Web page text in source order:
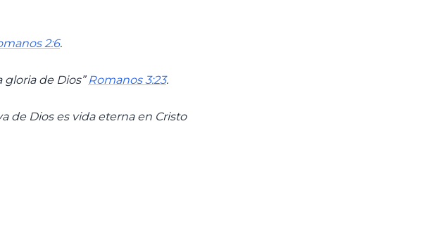
2:6.
gloria de Dios” Romanos 3:23.
de Dios es vida eterna en Cristo